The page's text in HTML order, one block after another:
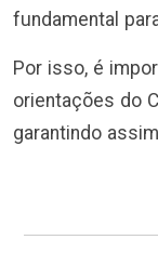
fundamental
Por isso, é
orientações do
garantindo